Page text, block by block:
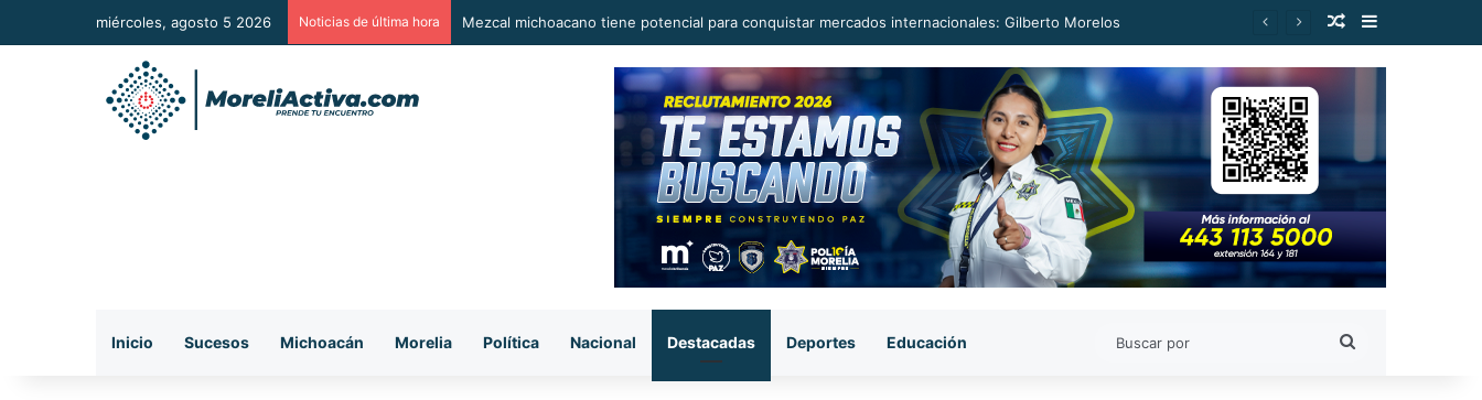
miércoles, agosto 5 2026 Noticias de última hora Mezcal michoacano tiene potencial para conquistar mercados internacionales: Gilberto Morelos Publicación al
Barra lateral
Inicio Sucesos Michoacán Morelia Política Nacional Destacadas Deportes Educación